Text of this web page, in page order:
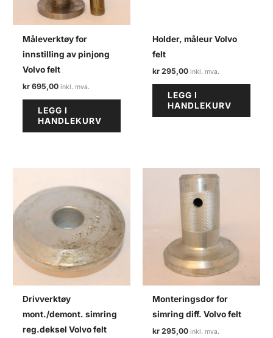
Måleverktøy for
innstilling av pinjong
Volvo felt
kr 695,00
LEGG I
HANDLEKURV
Holder, måleur Volvo
felt
kr 295,00
LEGG I
HANDLEKURV
Drivverktøy
mont./demont. simring
reg.deksel Volvo felt
Monteringsdor for
simring diff. Volvo felt
kr 295,00